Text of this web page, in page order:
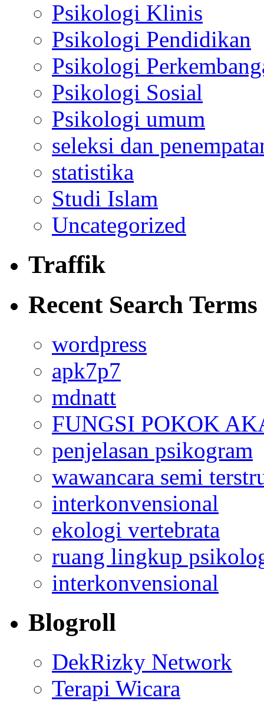
Psikologi Klinis
Psikologi Pendidikan
Psikologi
Psikologi Sosial
Psikologi umum
seleksi dan
statistika
Studi Islam
Uncategorized
Traffik
Recent Search Terms
wordpress
apk7p7
mdnatt
FUNGSI POKOK
penjelasan psikogram
wawancara semi
interkonvensional
ekologi vertebrata
ruang lingkup
interkonvensional
Blogroll
DekRizky Network
Terapi Wicara